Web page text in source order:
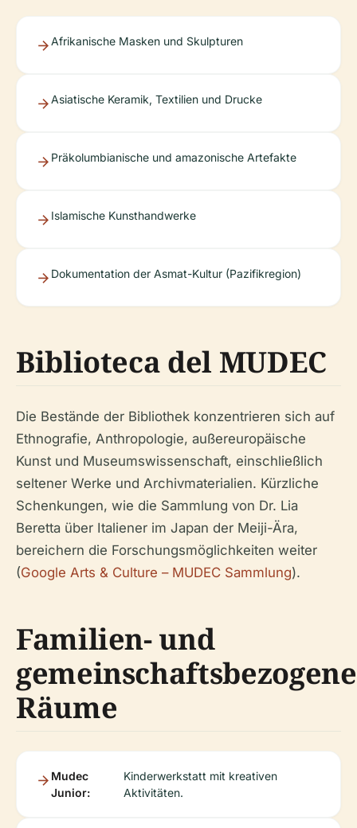
Afrikanische Masken und Skulpturen
Asiatische Keramik, Textilien und Drucke
Präkolumbianische und amazonische Artefakte
Islamische Kunsthandwerke
Dokumentation der Asmat-Kultur (Pazifikregion)
Biblioteca del MUDEC
Die Bestände der Bibliothek konzentrieren sich auf
Ethnografie, Anthropologie, außereuropäische
Kunst und Museumswissenschaft, einschließlich
seltener Werke und Archivmaterialien. Kürzliche
Schenkungen, wie die Sammlung von Dr. Lia
Beretta über Italiener im Japan der Meiji-Ära,
bereichern die Forschungsmöglichkeiten weiter
(Google Arts & Culture – MUDEC Sammlung).
Familien- und
gemeinschaftsbezogene
Räume
Mudec
Junior:
Kinderwerkstatt mit kreativen
Aktivitäten.